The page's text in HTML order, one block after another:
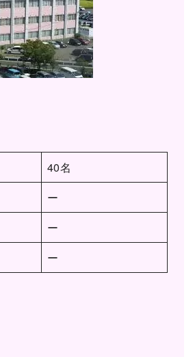
40名
ー
ー
ー